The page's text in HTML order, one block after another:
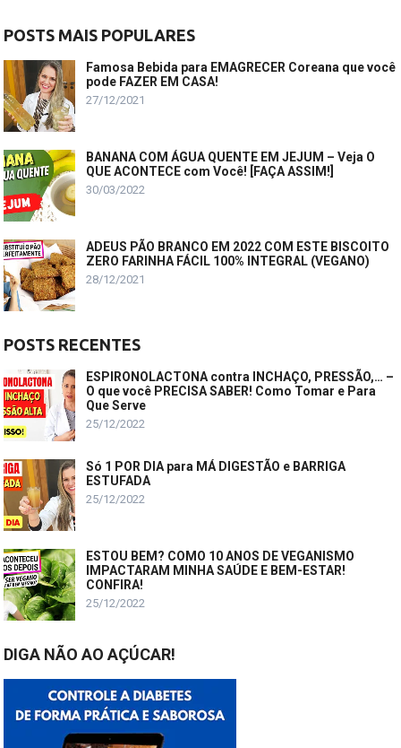
POSTS MAIS POPULARES
Famosa Bebida para EMAGRECER Coreana que você
pode FAZER EM CASA!
27/12/2021
BANANA COM ÁGUA QUENTE EM JEJUM – Veja O
QUE ACONTECE com Você! [FAÇA ASSIM!]
30/03/2022
ADEUS PÃO BRANCO EM 2022 COM ESTE BISCOITO
ZERO FARINHA FÁCIL 100% INTEGRAL (VEGANO)
28/12/2021
POSTS RECENTES
ESPIRONOLACTONA contra INCHAÇO, PRESSÃO,… –
O que você PRECISA SABER! Como Tomar e Para
Que Serve
25/12/2022
Só 1 POR DIA para MÁ DIGESTÃO e BARRIGA
ESTUFADA
25/12/2022
ESTOU BEM? COMO 10 ANOS DE VEGANISMO
IMPACTARAM MINHA SAÚDE E BEM-ESTAR!
CONFIRA!
25/12/2022
DIGA NÃO AO AÇÚCAR!